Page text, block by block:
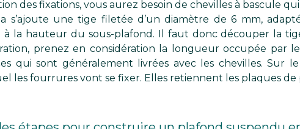
des fixations, vous aurez besoin de chevilles à bascule
s’ajoute une tige filetée d’un diamètre de 6 mm,
à la hauteur du sous-plafond. Il faut donc découper la
prenez en considération la longueur occupée par
qui sont généralement livrées avec les chevilles. Sur
les fourrures vont se fixer. Elles retiennent les plaques de